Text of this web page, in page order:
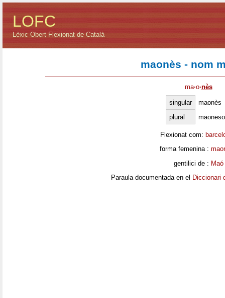
LOFC
Lèxic Obert Flexionat de Català
maonès - nom
ma·o·nès
singular
maonès
plural
Flexionat com:
forma femenina :
gentilici de : Maó
Paraula documentada en el Diccionari